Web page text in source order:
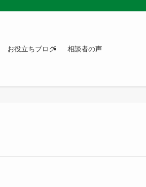
お役立ちブログ 相談者の声